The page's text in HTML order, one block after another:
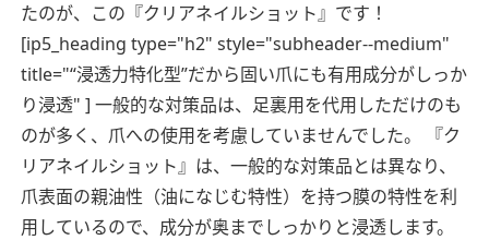
たのが、この『クリアネイルショット』です！
[ip5_heading type="h2" style="subheader--medium"
title="“浸透力特化型”だから固い爪にも有用成分がしっか
り浸透" ] 一般的な対策品は、足裏用を代用しただけのも
のが多く、爪への使用を考慮していませんでした。
『ク
リアネイルショット』は、一般的な対策品とは異なり、
爪表面の親油性（油になじむ特性）を持つ膜の特性を利
用しているので、成分が奥までしっかりと浸透します。